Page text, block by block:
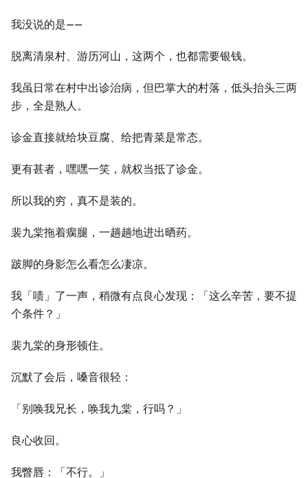
我没说的是——
脱离清泉村、游历河山，这两个，也都需要银钱。
我虽日常在村中出诊治病，但巴掌大的村落，低头抬头三两
步，全是熟人。
诊金直接就给块豆腐、给把青菜是常态。
更有甚者，嘿嘿一笑，就权当抵了诊金。
所以我的穷，真不是装的。
裴九棠拖着瘸腿，一趟趟地进出晒药。
跛脚的身影怎么看怎么凄凉。
我「啧」了一声，稍微有点良心发现：「这么辛苦，要不提
个条件？」
裴九棠的身形顿住。
沉默了会后，嗓音很轻：
「别唤我兄长，唤我九棠，行吗？」
良心收回。
我瞥唇：「不行。」